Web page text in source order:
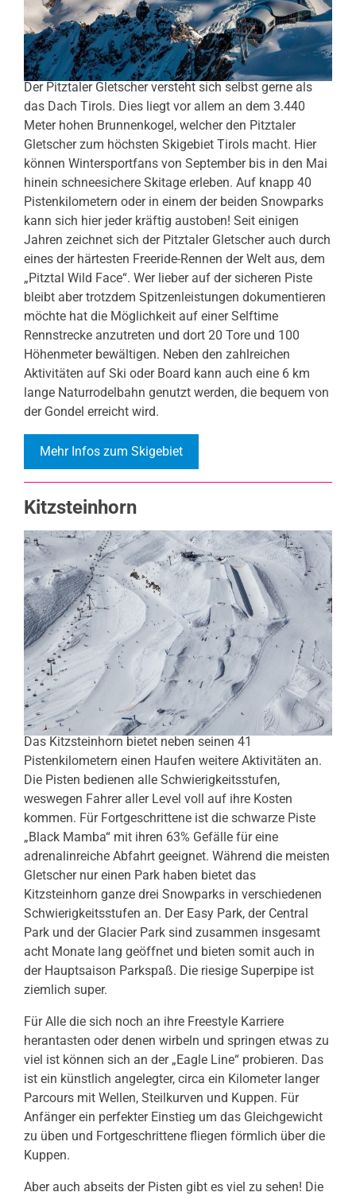
Der Pitztaler Gletscher versteht sich selbst gerne als
das Dach Tirols. Dies liegt vor allem an dem 3.440
Meter hohen Brunnenkogel, welcher den Pitztaler
Gletscher zum höchsten Skigebiet Tirols macht. Hier
können Wintersportfans von September bis in den Mai
hinein schneesichere Skitage erleben. Auf knapp 40
Pistenkilometern oder in einem der beiden Snowparks
kann sich hier jeder kräftig austoben! Seit einigen
Jahren zeichnet sich der Pitztaler Gletscher auch durch
eines der härtesten Freeride-Rennen der Welt aus, dem
„Pitztal Wild Face“. Wer lieber auf der sicheren Piste
bleibt aber trotzdem Spitzenleistungen dokumentieren
möchte hat die Möglichkeit auf einer Selftime
Rennstrecke anzutreten und dort 20 Tore und 100
Höhenmeter bewältigen. Neben den zahlreichen
Aktivitäten auf Ski oder Board kann auch eine 6 km
lange Naturrodelbahn genutzt werden, die bequem von
der Gondel erreicht wird.
Mehr Infos zum Skigebiet
Kitzsteinhorn
Das Kitzsteinhorn bietet neben seinen 41
Pistenkilometern einen Haufen weitere Aktivitäten an.
Die Pisten bedienen alle Schwierigkeitsstufen,
weswegen Fahrer aller Level voll auf ihre Kosten
kommen. Für Fortgeschrittene ist die schwarze Piste
„Black Mamba“ mit ihren 63% Gefälle für eine
adrenalinreiche Abfahrt geeignet. Während die meisten
Gletscher nur einen Park haben bietet das
Kitzsteinhorn ganze drei Snowparks in verschiedenen
Schwierigkeitsstufen an. Der Easy Park, der Central
Park und der Glacier Park sind zusammen insgesamt
acht Monate lang geöffnet und bieten somit auch in
der Hauptsaison Parkspaß. Die riesige Superpipe ist
ziemlich super.
Für Alle die sich noch an ihre Freestyle Karriere
herantasten oder denen wirbeln und springen etwas zu
viel ist können sich an der „Eagle Line“ probieren. Das
ist ein künstlich angelegter, circa ein Kilometer langer
Parcours mit Wellen, Steilkurven und Kuppen. Für
Anfänger ein perfekter Einstieg um das Gleichgewicht
zu üben und Fortgeschrittene fliegen förmlich über die
Kuppen.
Aber auch abseits der Pisten gibt es viel zu sehen! Die